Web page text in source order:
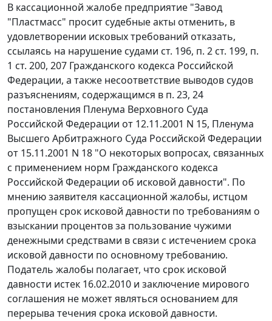
В кассационной жалобе предприятие "Завод
"Пластмасс" просит судебные акты отменить, в
удовлетворении исковых требований отказать,
ссылаясь на нарушение судами ст. 196, п. 2 ст. 199, п.
1 ст. 200, 207 Гражданского кодекса Российской
Федерации, а также несоответствие выводов судов
разъяснениям, содержащимся в п. 23, 24
постановления Пленума Верховного Суда
Российской Федерации от 12.11.2001 N 15, Пленума
Высшего Арбитражного Суда Российской Федерации
от 15.11.2001 N 18 "О некоторых вопросах, связанных
с применением норм Гражданского кодекса
Российской Федерации об исковой давности". По
мнению заявителя кассационной жалобы, истцом
пропущен срок исковой давности по требованиям о
взыскании процентов за пользование чужими
денежными средствами в связи с истечением срока
исковой давности по основному требованию.
Податель жалобы полагает, что срок исковой
давности истек 16.02.2010 и заключение мирового
соглашения не может являться основанием для
перерыва течения срока исковой давности.